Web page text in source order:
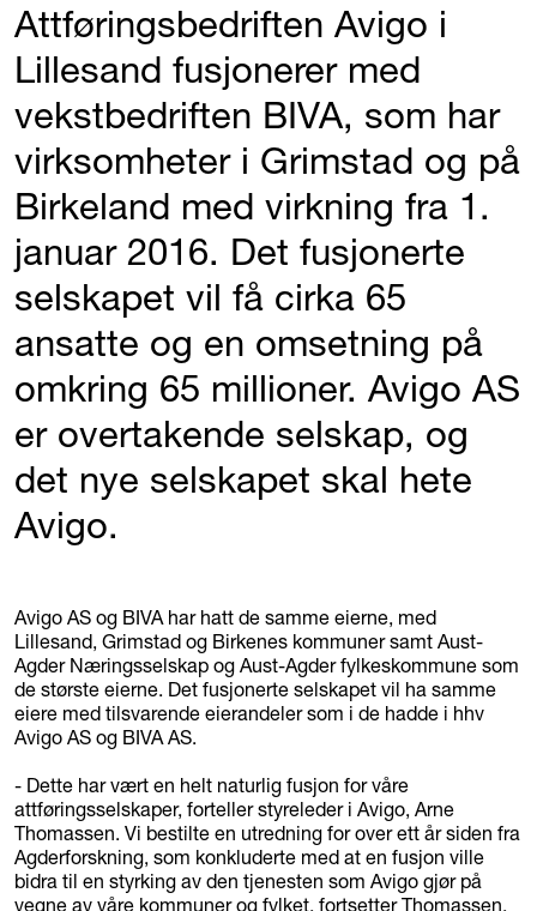
Attføringsbedriften Avigo i
Lillesand fusjonerer med
vekstbedriften BIVA, som har
virksomheter i Grimstad og på
Birkeland med virkning fra 1.
januar 2016. Det fusjonerte
selskapet vil få cirka 65
ansatte og en omsetning på
omkring 65 millioner. Avigo AS
er overtakende selskap, og
det nye selskapet skal hete
Avigo.
Avigo AS og BIVA har hatt de samme eierne, med
Lillesand, Grimstad og Birkenes kommuner samt Aust-
Agder Næringsselskap og Aust-Agder fylkeskommune som
de største eierne. Det fusjonerte selskapet vil ha samme
eiere med tilsvarende eierandeler som i de hadde i hhv
Avigo AS og BIVA AS.
- Dette har vært en helt naturlig fusjon for våre
attføringsselskaper, forteller styreleder i Avigo, Arne
Thomassen. Vi bestilte en utredning for over ett år siden fra
Agderforskning, som konkluderte med at en fusjon ville
bidra til en styrking av den tjenesten som Avigo gjør på
vegne av våre kommuner og fylket, fortsetter Thomassen.